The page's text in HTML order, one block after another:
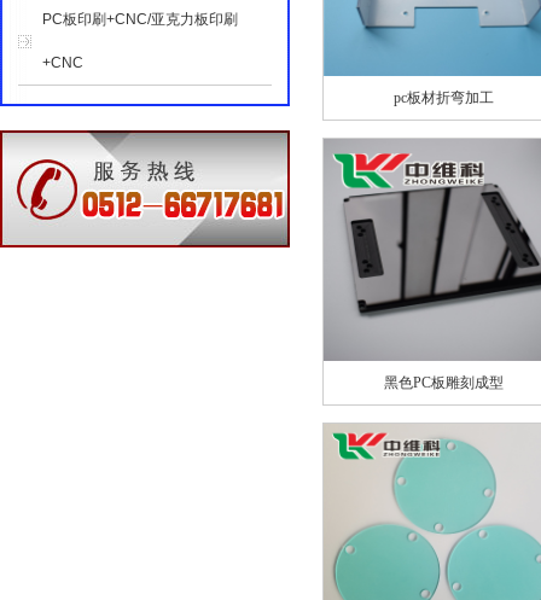
PC板印刷+CNC/亚克力板印刷
+CNC
pc板材折弯加工
黑色PC板雕刻成型